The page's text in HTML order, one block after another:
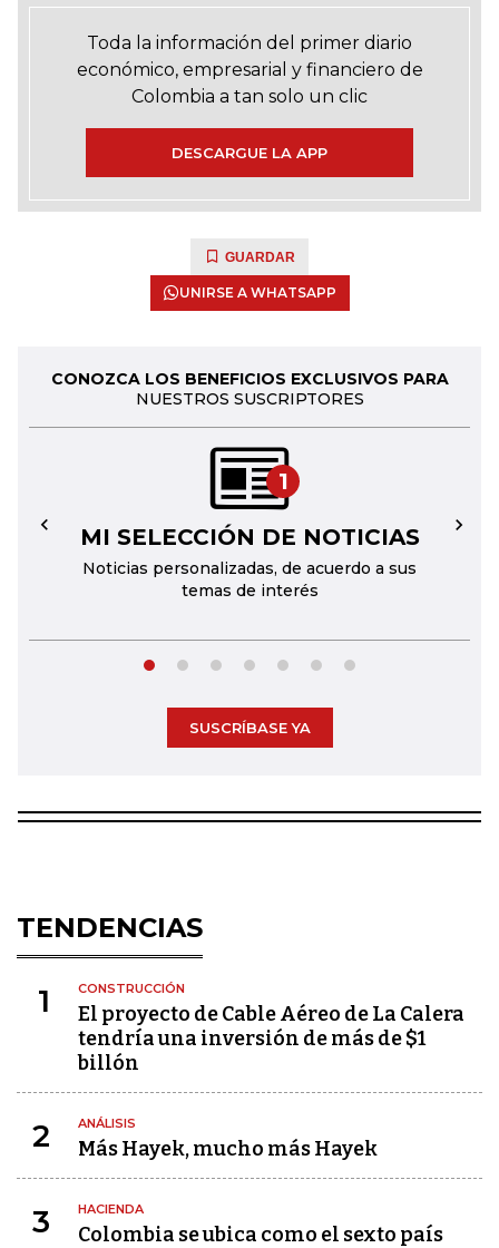
Toda la información del primer diario
económico, empresarial y financiero de
Colombia a tan solo un clic
DESCARGUE LA APP
GUARDAR
UNIRSE A WHATSAPP
CONOZCA LOS BENEFICIOS EXCLUSIVOS PARA
NUESTROS SUSCRIPTORES
1
MI SELECCIÓN DE NOTICIAS
Noticias personalizadas, de acuerdo a sus
temas de interés
← →
SUSCRÍBASE YA
TENDENCIAS
1 CONSTRUCCIÓN
El proyecto de Cable Aéreo de La Calera
tendría una inversión de más de $1
billón
2 ANÁLISIS
Más Hayek, mucho más Hayek
3 HACIENDA
Colombia se ubica como el sexto país